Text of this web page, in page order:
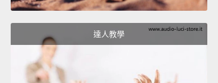
達人教學